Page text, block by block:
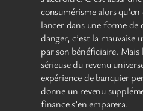
consumérisme alors
lancer dans une forme de
danger, c’est la mauvaise
par son bénéficiaire.
sérieuse du revenu
expérience de banquier
donne un revenu
finance s’en emparera.